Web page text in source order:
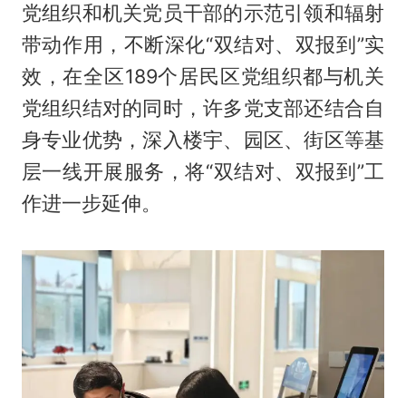
党组织和机关党员干部的示范引领和辐射
带动作用，不断深化“双结对、双报到”实
效，在全区189个居民区党组织都与机关
党组织结对的同时，许多党支部还结合自
身专业优势，深入楼宇、园区、街区等基
层一线开展服务，将“双结对、双报到”工
作进一步延伸。